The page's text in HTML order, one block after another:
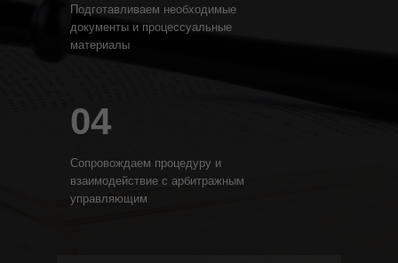
Подготавливаем необходимые
документы и процессуальные
материалы
04
Сопровождаем процедуру и
взаимодействие с арбитражным
управляющим